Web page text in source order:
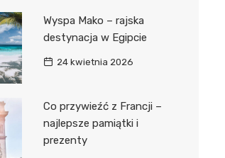
Wyspa Mako – rajska
destynacja w Egipcie
24 kwietnia 2026
Co przywieźć z Francji –
najlepsze pamiątki i
prezenty